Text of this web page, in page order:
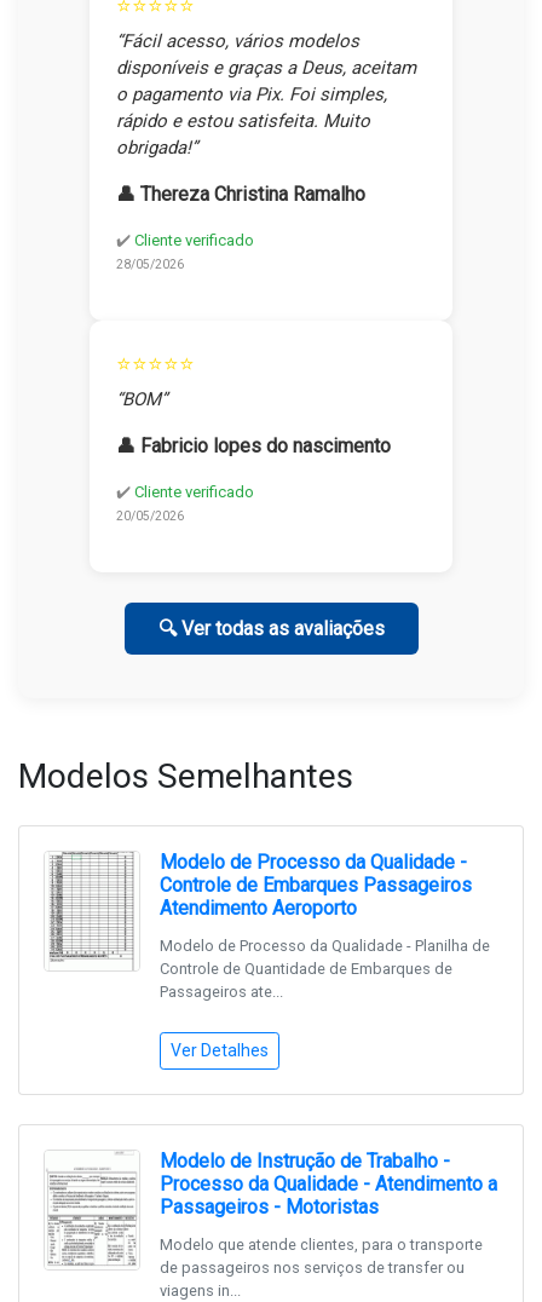
⭐⭐⭐⭐⭐
“Fácil acesso, vários modelos
disponíveis e graças a Deus, aceitam
o pagamento via Pix. Foi simples,
rápido e estou satisfeita. Muito
obrigada!”
👤 Thereza Christina Ramalho
✔️ Cliente verificado
28/05/2026
⭐⭐⭐⭐⭐
“BOM”
👤 Fabricio lopes do nascimento
✔️ Cliente verificado
20/05/2026
🔍 Ver todas as avaliações
Modelos Semelhantes
Modelo de Processo da Qualidade -
Controle de Embarques Passageiros
Atendimento Aeroporto
Modelo de Processo da Qualidade - Planilha de
Controle de Quantidade de Embarques de
Passageiros ate...
Ver Detalhes
Modelo de Instrução de Trabalho -
Processo da Qualidade - Atendimento a
Passageiros - Motoristas
Modelo que atende clientes, para o transporte
de passageiros nos serviços de transfer ou
viagens in...